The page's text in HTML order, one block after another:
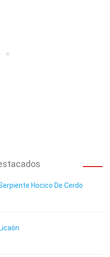
Hocico De Cerdo